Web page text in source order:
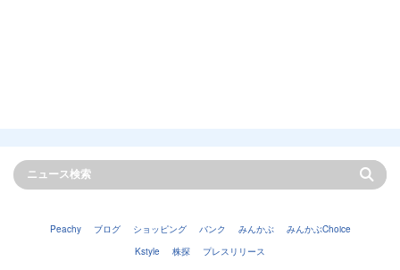
Peachy ブログ ショッピング バンク みんかぶ
みんかぶChoice
Kstyle
株探 プレスリリース